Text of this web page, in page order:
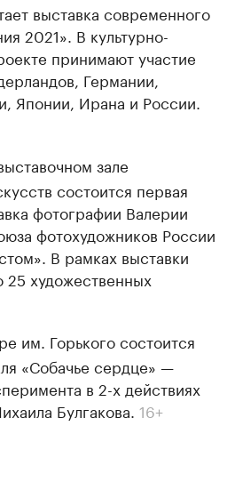
выставка современного
2021». В культурно-
принимают участие
Германии,
Японии, Ирана и России.
зале
состоится первая
фотографии Валерии
фотохудожников России
В рамках выставки
25 художественных
им. Горького состоится
«Собачье сердце» —
в 2-х действиях
Булгакова. 16+